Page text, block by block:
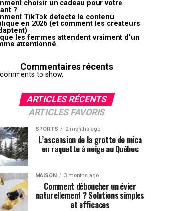
choisir un cadeau pour votre
?
TikTok detecte le contenu
en 2026 (et comment les createurs
les femmes attendent vraiment d’un
attentionné
Commentaires récents
to show.
ARTICLES RÉCENTS
ARTICLES FAVORIS
SPORTS 2 months ago
L’ascension de la grotte de mica
en raquette à neige au Québec
MAISON 3 months ago
Comment déboucher un évier
naturellement ? Solutions simples
et efficaces